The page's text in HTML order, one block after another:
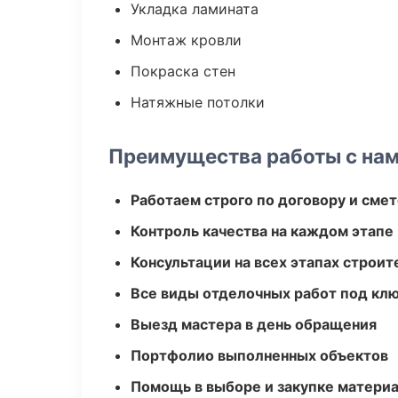
Укладка ламината
Монтаж кровли
Покраска стен
Натяжные потолки
Преимущества работы с
Работаем строго по договору и
Контроль качества на каждом этапе
Консультации на всех этапах
Все виды отделочных работ под
Выезд мастера в день обращения
Портфолио выполненных объектов
Помощь в выборе и закупке